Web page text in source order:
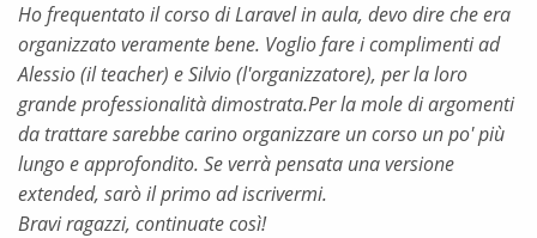
Ho frequentato il corso di Laravel in aula, devo dire che era
organizzato veramente bene. Voglio fare i complimenti ad
Alessio (il teacher) e Silvio (l'organizzatore), per la loro
grande professionalità dimostrata.Per la mole di argomenti
da trattare sarebbe carino organizzare un corso un po' più
lungo e approfondito. Se verrà pensata una versione
extended, sarò il primo ad iscrivermi.
Bravi ragazzi, continuate così!